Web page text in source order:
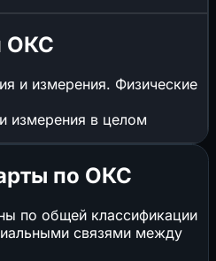
ОКС
и измерения. Физические
измерения в целом
по ОКС
по общей классификации
связями между